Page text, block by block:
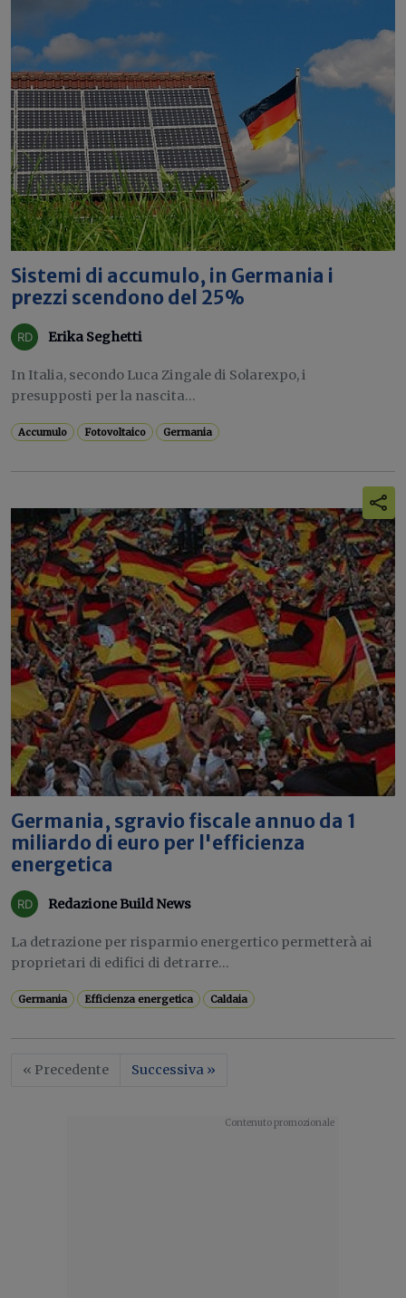
Sistemi di accumulo, in Germania i
prezzi scendono del 25%
Erika Seghetti
In Italia, secondo Luca Zingale di Solarexpo, i
presupposti per la nascita...
Accumulo Fotovoltaico Germania
Germania, sgravio fiscale annuo da 1
miliardo di euro per l'efficienza
energetica
Redazione Build News
La detrazione per risparmio energertico permetterà ai
proprietari di edifici di detrarre...
Germania Efficienza energetica Caldaia
« Precedente Successiva »